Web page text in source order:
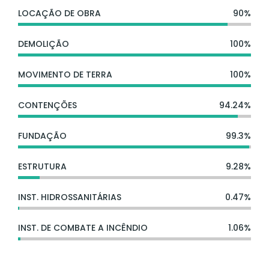
LOCAÇÃO DE OBRA 90%
DEMOLIÇÃO 100%
MOVIMENTO DE TERRA 100%
CONTENÇÕES 94.24%
FUNDAÇÃO 99.3%
ESTRUTURA 9.28%
INST. HIDROSSANITÁRIAS 0.47%
INST. DE COMBATE A INCÊNDIO 1.06%